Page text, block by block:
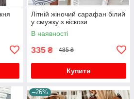
Літній жіночий сарафан білий
у смужку з віскози
В наявності
335 ₴ 485 ₴
Купити
–26%